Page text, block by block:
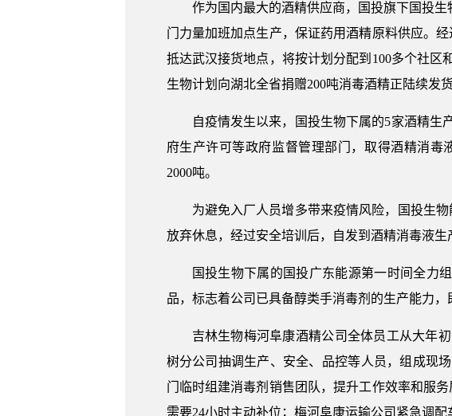
作为国内最大的酒精供应商，国投旗下国投
门力量加班加点生产，保证药用酒精原料供应。
抵达武汉接货地点，将按计划分配到100多个社区
生物计划向湖北全省捐赠200吨消毒酒精正陆续发货
自疫情发生以来，国投生物下属的5家酒精
府生产许可等政府监督管理部门，取得酒精消
2000吨。
为避免入厂人员增多带来疫情风险，国投生
放弃休息，经过安全培训后，自发到酒精消毒液生
国投生物下属的国投广东能源第一时间全力
品，标志着公司已具备醇类手消毒剂的生产能力，
吉林生物梅河阜康酒精公司全体员工从大年
树分公司抽调生产、安全、品控等人员，组成现
门临时组建消毒剂销售团队，提升工作效率和服
需要24小时主动补位；梅河阜康运输公司紧急调